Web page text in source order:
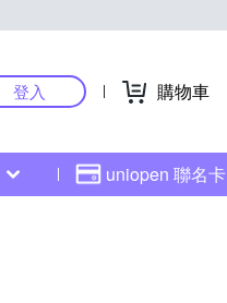
登入 購物車
uniopen 聯名卡